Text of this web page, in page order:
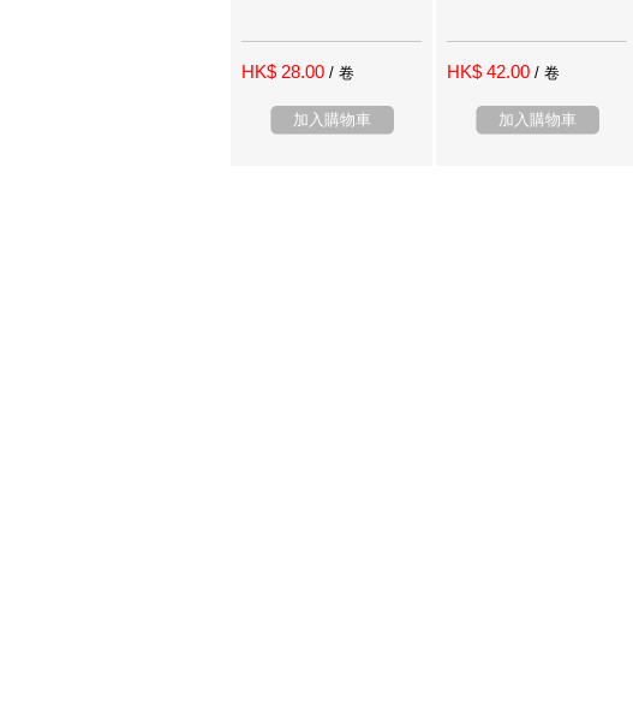
HK$ 28.00 / 卷
加入購物車
HK$ 42.00 / 卷
加入購物車